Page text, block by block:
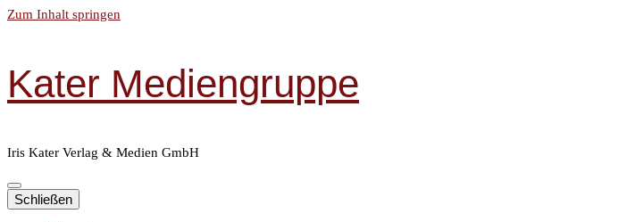
Zum Inhalt springen
Kater Mediengruppe
Iris Kater Verlag & Medien GmbH
Schließen